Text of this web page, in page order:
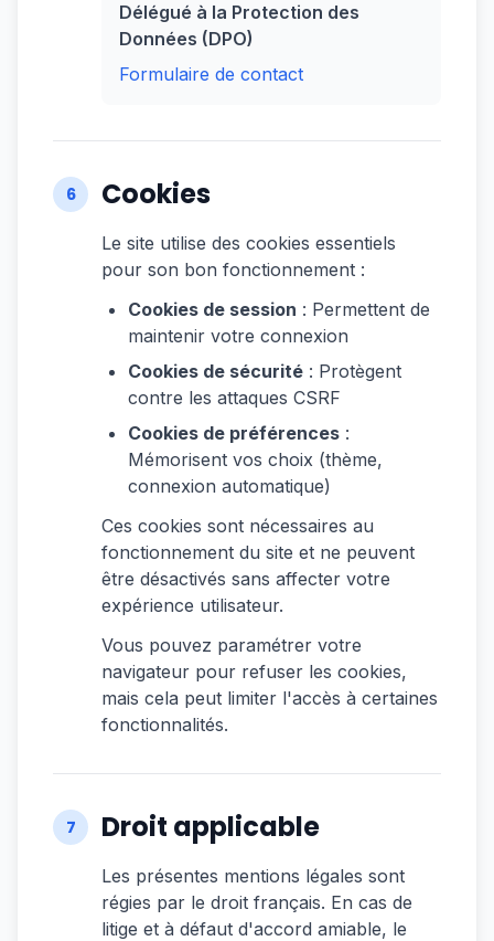
Délégué à la Protection des
Données (DPO)
Formulaire de contact
6 Cookies
Le site utilise des cookies essentiels
pour son bon fonctionnement :
Cookies de session : Permettent de
maintenir votre connexion
Cookies de sécurité : Protègent
contre les attaques CSRF
Cookies de préférences :
Mémorisent vos choix (thème,
connexion automatique)
Ces cookies sont nécessaires au
fonctionnement du site et ne peuvent
être désactivés sans affecter votre
expérience utilisateur.
Vous pouvez paramétrer votre
navigateur pour refuser les cookies,
mais cela peut limiter l'accès à certaines
fonctionnalités.
7 Droit applicable
Les présentes mentions légales sont
régies par le droit français. En cas de
litige et à défaut d'accord amiable, le